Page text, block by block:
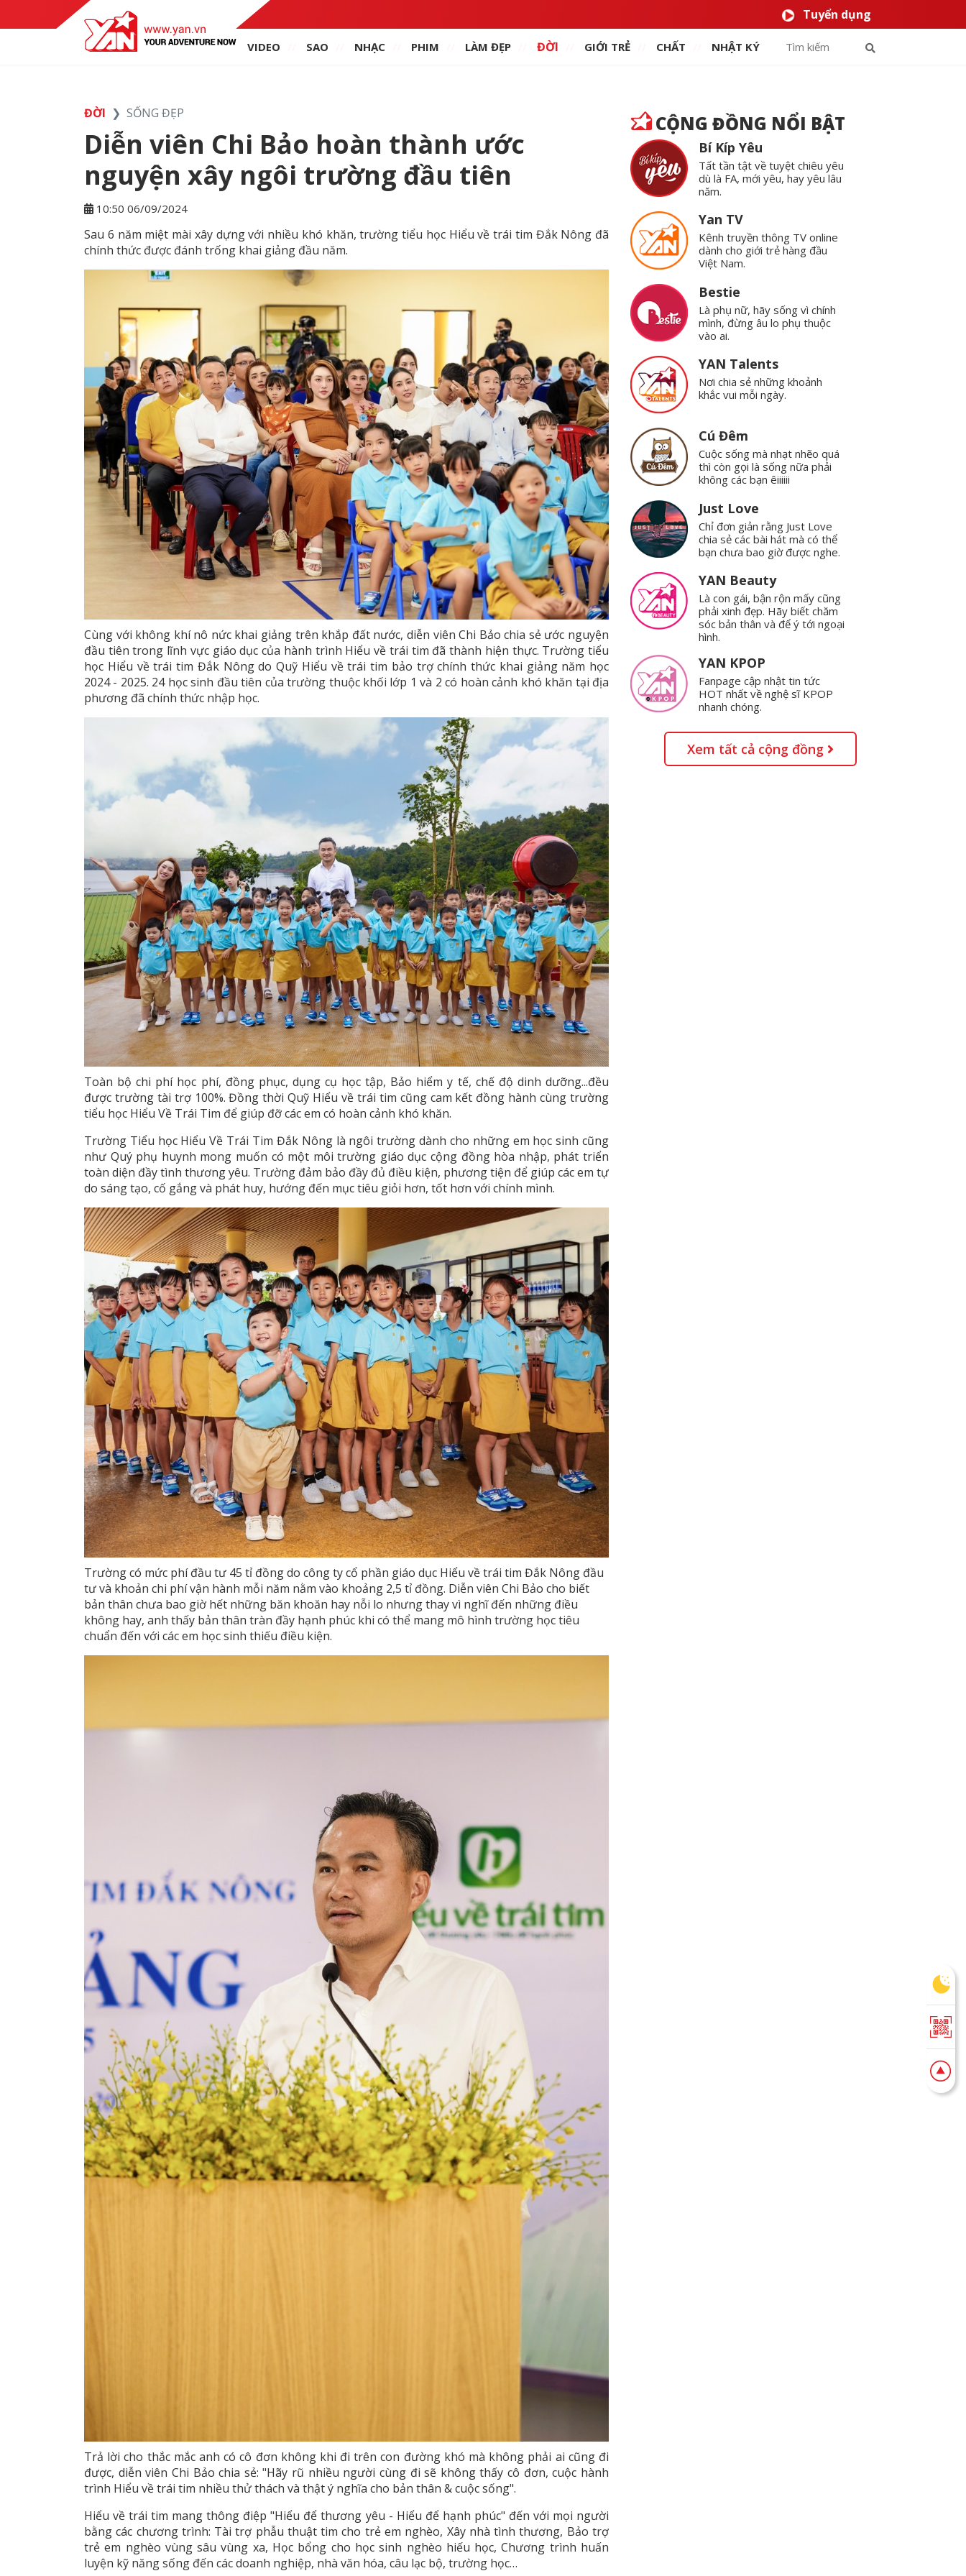
Tuyển dụng
VIDEO SAO NHẠC PHIM LÀM ĐẸP ĐỜI GIỚI TRẺ CHẤT NHẬT KÝ
ĐỜI SỐNG ĐẸP
Diễn viên Chi Bảo hoàn thành ước
nguyện xây ngôi trường đầu tiên
10:50 06/09/2024
Sau 6 năm miệt mài xây dựng với nhiều khó khăn, trường tiểu học Hiểu về trái tim Đắk Nông đã
chính thức được đánh trống khai giảng đầu năm.
Cùng với không khí nô nức khai giảng trên khắp đất nước, diễn viên Chi Bảo chia sẻ ước nguyện
đầu tiên trong lĩnh vực giáo dục của hành trình Hiểu về trái tim đã thành hiện thực. Trường tiểu
học Hiểu về trái tim Đắk Nông do Quỹ Hiểu về trái tim bảo trợ chính thức khai giảng năm học
2024 - 2025. 24 học sinh đầu tiên của trường thuộc khối lớp 1 và 2 có hoàn cảnh khó khăn tại địa
phương đã chính thức nhập học.
Toàn bộ chi phí học phí, đồng phục, dụng cụ học tập, Bảo hiểm y tế, chế độ dinh dưỡng...đều
được trường tài trợ 100%. Đồng thời Quỹ Hiểu về trái tim cũng cam kết đồng hành cùng trường
tiểu học Hiểu Về Trái Tim để giúp đỡ các em có hoàn cảnh khó khăn.
Trường Tiểu học Hiểu Về Trái Tim Đắk Nông là ngôi trường dành cho những em học sinh cũng
như Quý phụ huynh mong muốn có một môi trường giáo dục cộng đồng hòa nhập, phát triển
toàn diện đầy tình thương yêu. Trường đảm bảo đầy đủ điều kiện, phương tiện để giúp các em tự
do sáng tạo, cố gắng và phát huy, hướng đến mục tiêu giỏi hơn, tốt hơn với chính mình.
Trường có mức phí đầu tư 45 tỉ đồng do công ty cổ phần giáo dục Hiểu về trái tim Đắk Nông đầu
tư và khoản chi phí vận hành mỗi năm nằm vào khoảng 2,5 tỉ đồng. Diễn viên Chi Bảo cho biết
bản thân chưa bao giờ hết những băn khoăn hay nỗi lo nhưng thay vì nghĩ đến những điều
không hay, anh thấy bản thân tràn đầy hạnh phúc khi có thể mang mô hình trường học tiêu
chuẩn đến với các em học sinh thiếu điều kiện.
Trả lời cho thắc mắc anh có cô đơn không khi đi trên con đường khó mà không phải ai cũng đi
được, diễn viên Chi Bảo chia sẻ: "Hãy rũ nhiều người cùng đi sẽ không thấy cô đơn, cuộc hành
trình Hiểu về trái tim nhiều thử thách và thật ý nghĩa cho bản thân & cuộc sống".
Hiểu về trái tim mang thông điệp "Hiểu để thương yêu - Hiểu để hạnh phúc" đến với mọi người
bằng các chương trình: Tài trợ phẫu thuật tim cho trẻ em nghèo, Xây nhà tình thương, Bảo trợ
trẻ em nghèo vùng sâu vùng xa, Học bổng cho học sinh nghèo hiếu học, Chương trình huấn
luyện kỹ năng sống đến các doanh nghiệp, nhà văn hóa, câu lạc bộ, trường học…
CỘNG ĐỒNG NỔI BẬT
Bí Kíp Yêu
Tất tần tật về tuyệt chiêu yêu
dù là FA, mới yêu, hay yêu lâu
năm.
Yan TV
Kênh truyền thông TV online
dành cho giới trẻ hàng đầu
Việt Nam.
Bestie
Là phụ nữ, hãy sống vì chính
mình, đừng âu lo phụ thuộc
vào ai.
YAN Talents
Nơi chia sẻ những khoảnh
khắc vui mỗi ngày.
Cú Đêm
Cuộc sống mà nhạt nhẽo quá
thì còn gọi là sống nữa phải
không các bạn êiiiiii
Just Love
Chỉ đơn giản rằng Just Love
chia sẻ các bài hát mà có thể
bạn chưa bao giờ được nghe.
YAN Beauty
Là con gái, bận rộn mấy cũng
phải xinh đẹp. Hãy biết chăm
sóc bản thân và để ý tới ngoại
hình.
YAN KPOP
Fanpage cập nhật tin tức
HOT nhất về nghệ sĩ KPOP
nhanh chóng.
Xem tất cả cộng đồng